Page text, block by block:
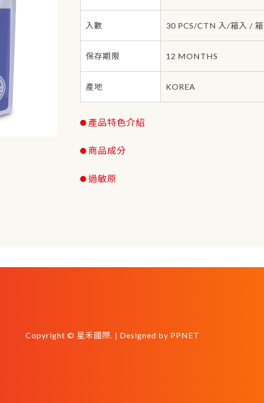
入數 30 PCS/CTN 入/箱入 / 箱
保存期限 12 MONTHS
產地 KOREA
產品特色介紹
商品成分
過敏原
Copyright © 星禾國際. | Designed by PPNET